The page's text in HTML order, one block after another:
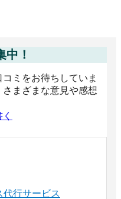
中！
ミをお待ちしていま
まざまな意見や感想
代行サービス